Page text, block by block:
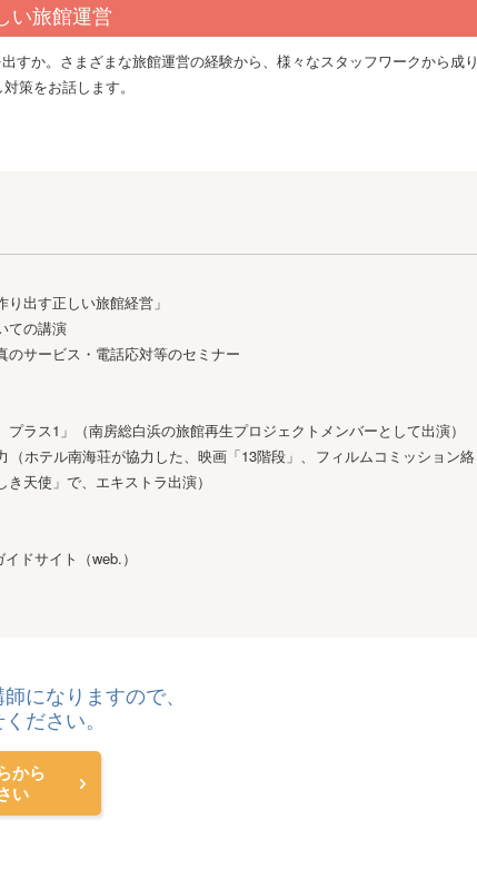
い旅館運営
すか。さまざまな旅館運営の経験から、様々なスタッフワークから成り
策をお話します。
出す正しい旅館経営」
ての講演
のサービス・電話応対等のセミナー
ラス1」（南房総白浜の旅館再生プロジェクトメンバーとして出演）
（ホテル南海荘が協力した、映画「13階段」、フィルムコミッション絡
天使」で、エキストラ出演）
サイト（web.）
になりますので、
ださい。
から
い